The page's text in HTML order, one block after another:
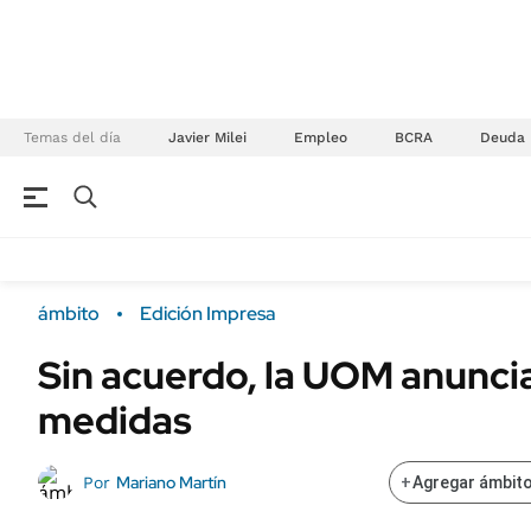
Temas del día Javier Milei Empleo BCRA Deuda
Campo
FINANZAS
Mercados
Sustentabilidad
POLÍTICA
ámbito Edición Impresa
Sin acuerdo, la UOM
medidas
Por Mariano Martín +Agregar